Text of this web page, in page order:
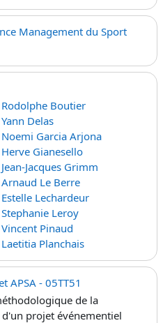
Management du Sport
Rodolphe Boutier
Yann Delas
Noemi Garcia Arjona
Herve Gianesello
Jean-Jacques Grimm
Arnaud Le Berre
Estelle Lechardeur
Stephanie Leroy
Vincent Pinaud
Laetitia Planchais
APSA - 05TT51
de la
projet événementiel